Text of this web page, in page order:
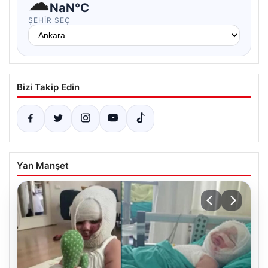
NaN°C
ŞEHIR SEÇ
Bizi Takip Edin
Yan Manşet